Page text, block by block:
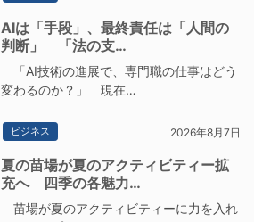
AIは「手段」、最終責任は「人間の
判断」 「法の支…
「AI技術の進展で、専門職の仕事はどう
変わるのか？」 現在…
ビジネス 2026年8月7日
夏の苗場が夏のアクティビティー拡
充へ 四季の各魅力…
苗場が夏のアクティビティーに力を入れ